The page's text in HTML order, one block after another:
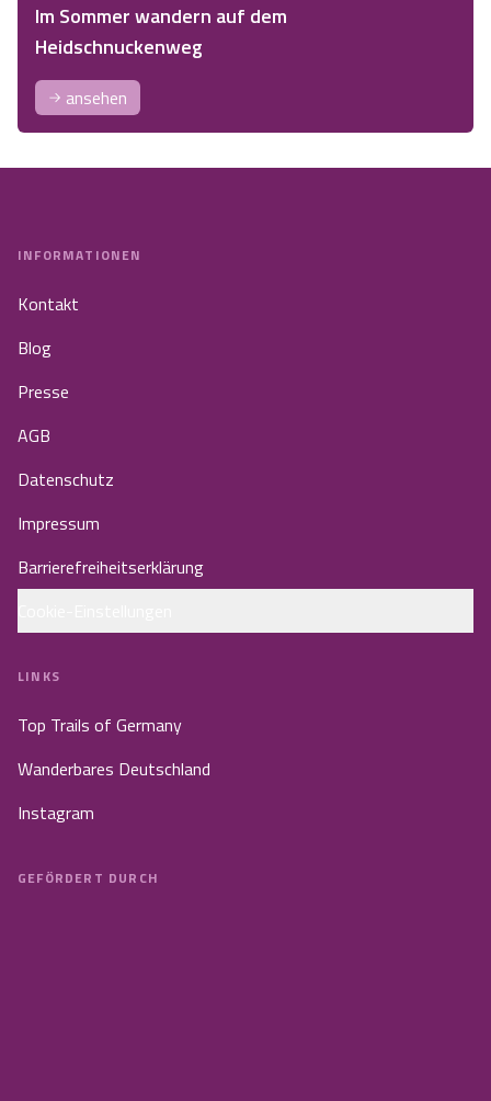
Im Sommer wandern auf dem
Heidschnuckenweg
ansehen
INFORMATIONEN
Kontakt
Blog
Presse
AGB
Datenschutz
Impressum
Barrierefreiheitserklärung
LINKS
Top Trails of Germany
Wanderbares Deutschland
Instagram
GEFÖRDERT DURCH